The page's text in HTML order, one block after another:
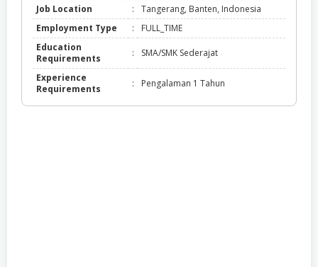
Job Location
:
Tangerang, Banten, Indonesia
Employment Type
:
FULL_TIME
Education
Requirements
: SMA/SMK Sederajat
Experience
Requirements
: Pengalaman 1 Tahun